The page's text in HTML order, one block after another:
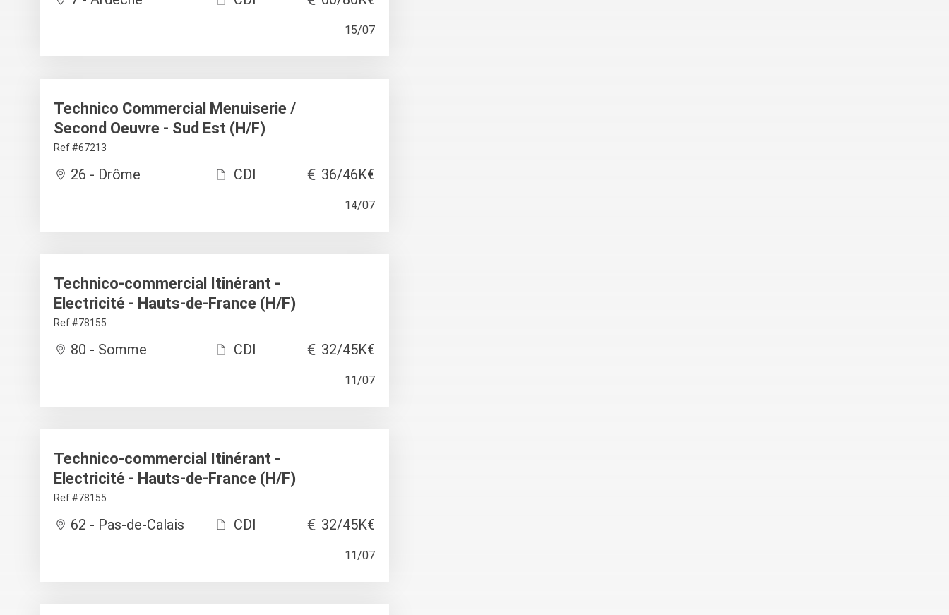
15/07
Technico Commercial Menuiserie /
Second Oeuvre - Sud Est (H/F)
Ref #67213
26 - Drôme CDI 36/46K€
14/07
Technico-commercial Itinérant -
Electricité - Hauts-de-France (H/F)
Ref #78155
80 - Somme CDI 32/45K€
11/07
Technico-commercial Itinérant -
Electricité - Hauts-de-France (H/F)
Ref #78155
62 - Pas-de-Calais CDI 32/45K€
11/07